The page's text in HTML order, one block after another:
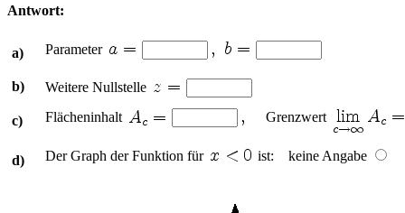
Antwort:
a) Parameter
b) Weitere Nullstelle
c) Flächeninhalt Grenzwert
d) Der Graph der Funktion für ist: keine Angabe